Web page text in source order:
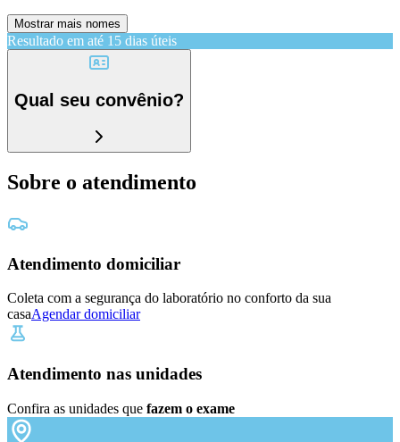
Mostrar mais nomes
Resultado em até 15 dias úteis
Qual seu convênio?
Sobre o atendimento
Atendimento domiciliar
Coleta com a segurança do laboratório no conforto da sua
casaAgendar domiciliar
Atendimento nas unidades
Confira as unidades que fazem o exame